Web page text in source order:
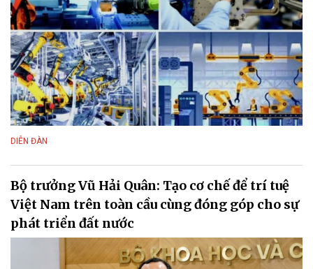
DIỄN ĐÀN
Bộ trưởng Vũ Hải Quân: Tạo cơ chế để trí tuệ
Việt Nam trên toàn cầu cùng đóng góp cho sự
phát triển đất nước